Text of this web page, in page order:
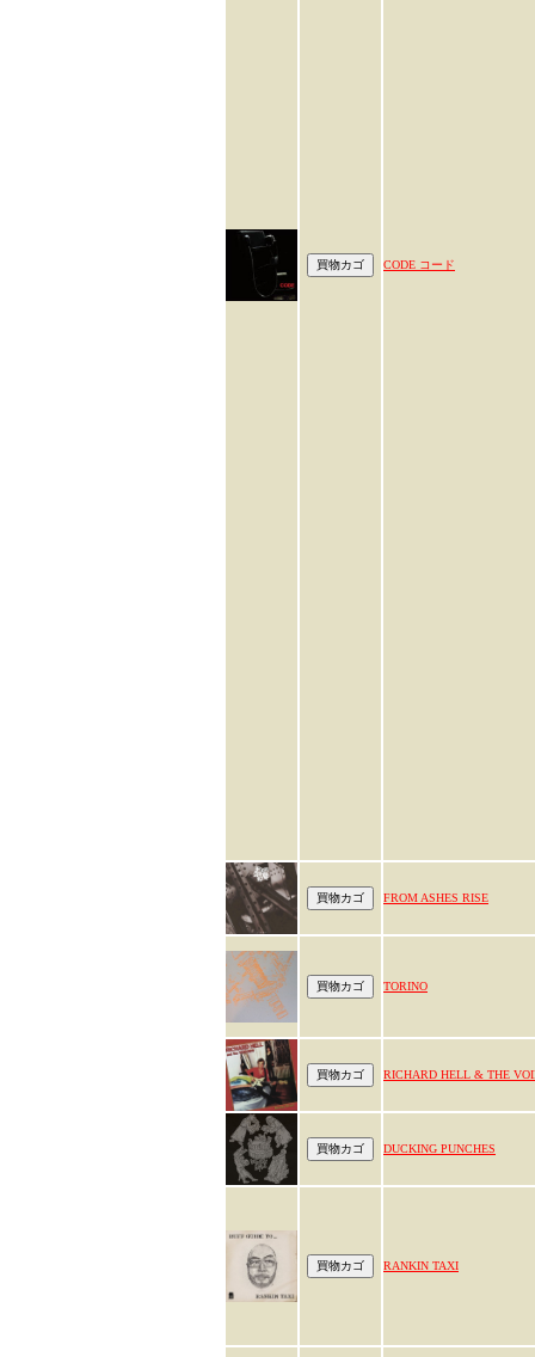
CODE コード
FROM ASHES RISE
TORINO
RICHARD HELL & THE
DUCKING PUNCHES
RANKIN TAXI